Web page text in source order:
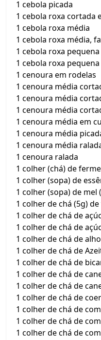
1 cebola picada
1 cebola roxa cortada
1 cebola roxa média
1 cebola roxa média,
1 cebola roxa pequena
1 cebola roxa
1 cenoura em rodelas
1 cenoura média
1 cenoura média
1 cenoura média
1 cenoura média em
1 cenoura média
1 cenoura média
1 cenoura ralada
1 colher (chá) de
1 colher (sopa) de
1 colher (sopa) de mel
1 colher de chá (5g)
1 colher de chá de
1 colher de chá de
1 colher de chá de
1 colher de chá de
1 colher de chá de
1 colher de chá de
1 colher de chá de
1 colher de chá de
1 colher de chá de
1 colher de chá de
1 colher de chá de